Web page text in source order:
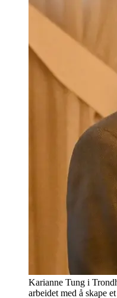
Karianne Tung i
arbeidet med å skape